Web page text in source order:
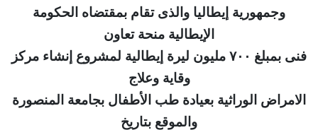
إيطاليا والذى تقام بمقتضاه الحكومة
الإيطالية منحة تعاون
۷۰۰مليون ليرة إيطالية لمشروع إنشاء مركز
وقاية وعلاج
الوراثية بعيادة طب الأطفال بجامعة المنصورة
والموقع بتاريخ